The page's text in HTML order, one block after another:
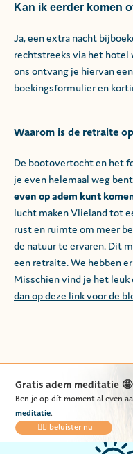
Kan ik eerder komen
Ja, een extra nacht
rechtstreeks via het hotel
ons ontvang je hiervan
boekingsformulier en
Waarom is de retraite
De bootovertocht en het
je even helemaal weg
even op adem kunt
lucht maken Vlieland tot
rust en ruimte om meer
de natuur te ervaren. Dit
een retraite. We hebben
Misschien vind je het leuk
dan op deze link voor de
Gratis adem meditatie 🤩
Ben je op dít moment al even
meditatie.
👉🏻 beluister nu